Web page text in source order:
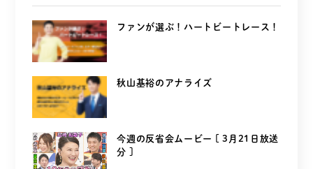
ファンが選ぶ！ハートビートレース！
秋山基裕のアナライズ
今週の反省会ムービー [ 3月21日放送
分 ]